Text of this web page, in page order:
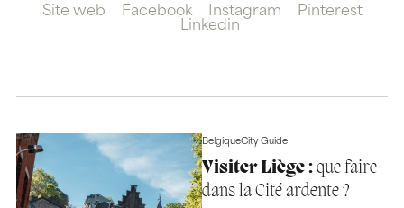
Site web Facebook Instagram
Pinterest
Linkedin
BelgiqueCity Guide
Visiter Liège :que faire
dans la Cité ardente ?